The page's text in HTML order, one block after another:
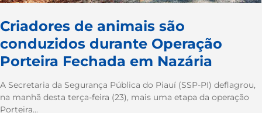
Criadores de animais são
conduzidos durante Operação
Porteira Fechada em Nazária
A Secretaria da Segurança Pública do Piauí (SSP-PI) deflagrou,
na manhã desta terça-feira (23), mais uma etapa da operação
Porteira...